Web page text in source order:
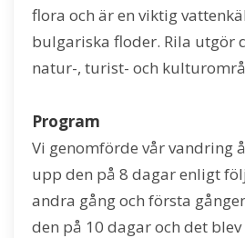
flora och är en viktig
bulgariska floder. Rila utgör
natur-, turist- och
Program
Vi genomförde vår vandring
upp den på 8 dagar enligt
andra gång och första
den på 10 dagar och det